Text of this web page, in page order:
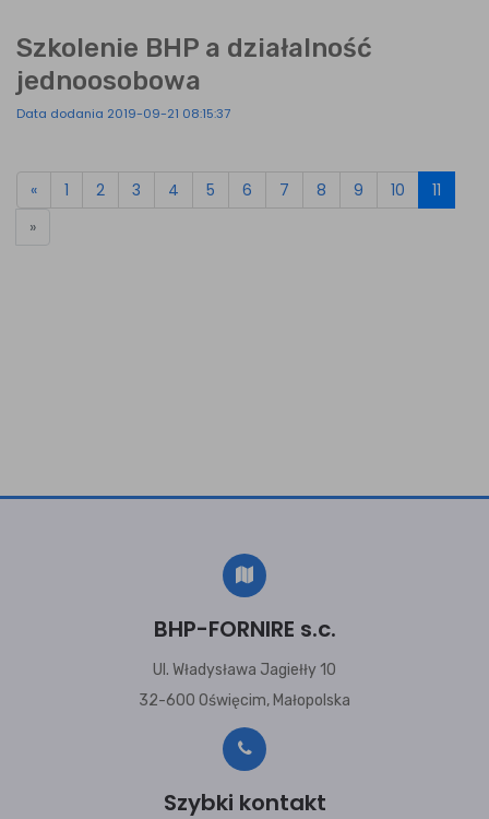
Szkolenie BHP a działalność
jednoosobowa
Data dodania 2019-09-21 08:15:37
« 1 2 3 4 5 6 7 8 9 10
11
»
BHP-FORNIRE s.c.
Ul. Władysława Jagiełły 10
32-600 Oświęcim, Małopolska
Szybki kontakt